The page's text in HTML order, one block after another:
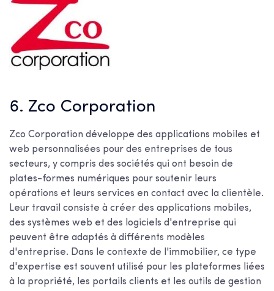
6. Zco Corporation
Zco Corporation développe des applications mobiles et
web personnalisées pour des entreprises de tous
secteurs, y compris des sociétés qui ont besoin de
plates-formes numériques pour soutenir leurs
opérations et leurs services en contact avec la clientèle.
Leur travail consiste à créer des applications mobiles,
des systèmes web et des logiciels d'entreprise qui
peuvent être adaptés à différents modèles
d'entreprise. Dans le contexte de l'immobilier, ce type
d'expertise est souvent utilisé pour les plateformes liées
à la propriété, les portails clients et les outils de gestion